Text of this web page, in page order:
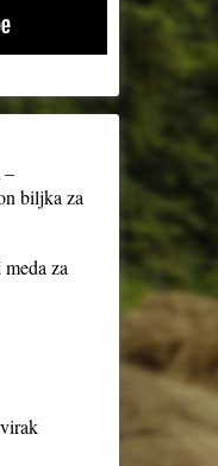
–
biljka za
za